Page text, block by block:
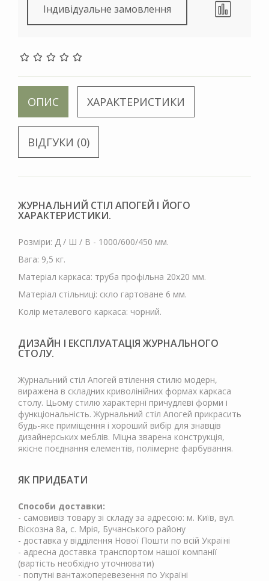
Індивідуальне замовлення
ОПИС ХАРАКТЕРИСТИКИ
ВІДГУКИ (0)
ЖУРНАЛЬНИЙ СТІЛ АПОГЕЙ І ЙОГО
ХАРАКТЕРИСТИКИ.
Розміри: Д / Ш / В - 1000/600/450 мм.
Вага: 9,5 кг.
Матеріал каркаса: труба профільна 20х20 мм.
Матеріал стільниці: скло гартоване 6 мм.
Колір металевого каркаса: чорний.
ДИЗАЙН І ЕКСПЛУАТАЦІЯ ЖУРНАЛЬНОГО
СТОЛУ.
Журнальний стіл Апогей втілення стилю модерн,
виражена в складних криволінійних формах каркаса
столу. Цьому стилю характерні причудлеві форми і
функціональність. Журнальний стіл Апогей прикрасить
будь-яке приміщення і хороший вибір для знавців
дизайнерських меблів. Міцна зварена конструкція,
якісне поєднання елементів, полімерне фарбування.
ЯК ПРИДБАТИ
Способи доставки:
- самовивіз товару зі складу за адресою: м. Київ, вул.
Віскозна 8а, с. Мрія, Бучанського району
- доставка у відділення Нової Пошти по всій Україні
- адресна доставка транспортом нашої компанії
(вартість необхідно уточнювати)
- попутні вантажоперевезення по Україні